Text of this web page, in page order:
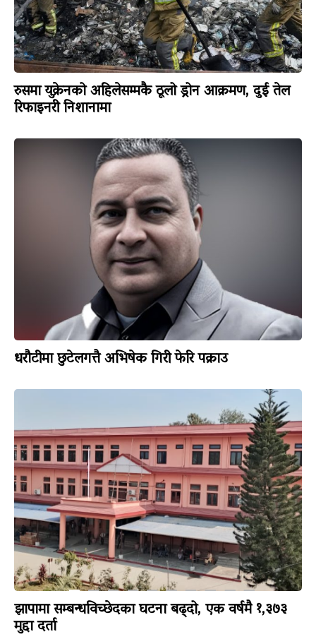
रुसमा युक्रेनको अहिलेसम्मकै ठूलो ड्रोन आक्रमण, दुई तेल
रिफाइनरी निशानामा
धरौटीमा छुटेलगत्तै अभिषेक गिरी फेरि पक्राउ
झापामा सम्बन्धविच्छेदका घटना बढ्दो, एक वर्षमै १,३७३
मुद्दा दर्ता